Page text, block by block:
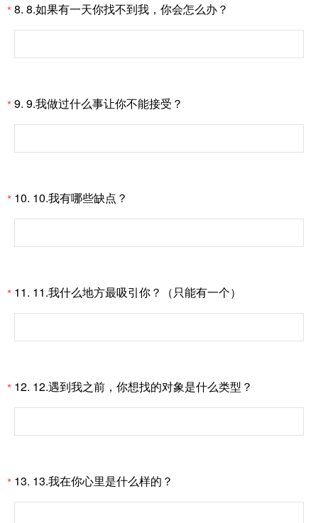
*8. 8.如果有一天你找不到我，你会怎么办？
*9. 9.我做过什么事让你不能接受？
* 10. 10.我有哪些缺点？
* 11. 11.我什么地方最吸引你？（只能有一个）
* 12. 12.遇到我之前，你想找的对象是什么类型？
* 13. 13.我在你心里是什么样的？